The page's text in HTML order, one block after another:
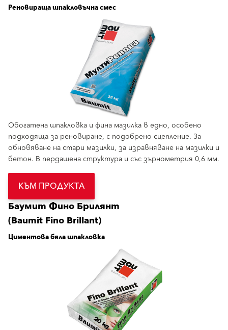
Реновираща шпакловъчна смес
Обогатена шпакловка и фина мазилка в едно, особено
подходяща за реновиране, с подобрено сцепление. За
обновяване на стари мазилки, за изравняване на мазилки и
бетон. В пердашена структура и със зърнометрия 0,6 мм.
КЪМ ПРОДУКТА
Баумит Фино Брилянт
(Baumit Fino Brillant)
Циментова бяла шпакловка